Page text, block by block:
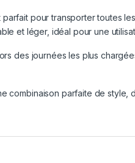
pour transporter toutes
et léger, idéal pour une
des journées les plus
combinaison parfaite de style,